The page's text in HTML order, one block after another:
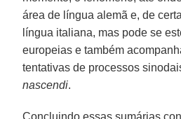
área de língua alemã e, de
língua italiana, mas pode se
europeias e também
tentativas de processos
nascendi.
Concluindo essas sumárias